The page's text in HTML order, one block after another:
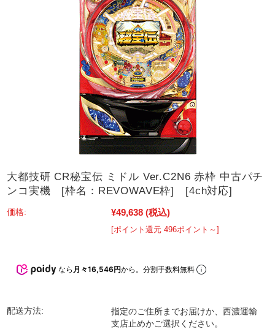
大都技研 CR秘宝伝 ミドル Ver.C2N6 赤枠 中古パチ
ンコ実機 [枠名：REVOWAVE枠] [4ch対応]
価格: ¥49,638 (税込)
[ポイント還元 496ポイント～]
なら 月々16,546円から。分割手数料無料
配送方法:
指定のご住所までお届けか、西濃運輸
支店止めかご選択ください。